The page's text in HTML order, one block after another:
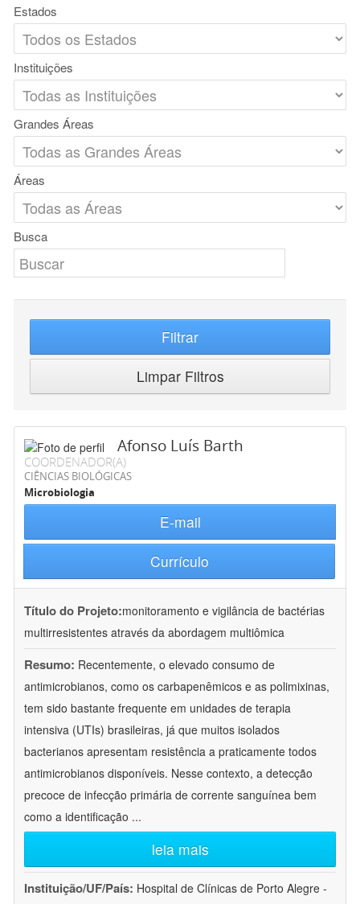
Estados
Instituições
Grandes Áreas
Áreas
Busca
Filtrar
Limpar Filtros
Afonso Luís Barth
COORDENADOR(A)
CIÊNCIAS BIOLÓGICAS
Microbiologia
E-mail
Currículo
Título do Projeto:monitoramento e vigilância de bactérias
multirresistentes através da abordagem multiômica
Resumo: Recentemente, o elevado consumo de
antimicrobianos, como os carbapenêmicos e as polimixinas,
tem sido bastante frequente em unidades de terapia
intensiva (UTIs) brasileiras, já que muitos isolados
bacterianos apresentam resistência a praticamente todos
antimicrobianos disponíveis. Nesse contexto, a detecção
precoce de infecção primária de corrente sanguínea bem
como a identificação ...
leia mais
Instituição/UF/País: Hospital de Clínicas de Porto Alegre -